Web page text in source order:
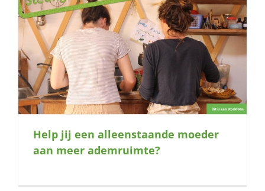
Help jij een alleenstaande moeder
aan meer ademruimte?